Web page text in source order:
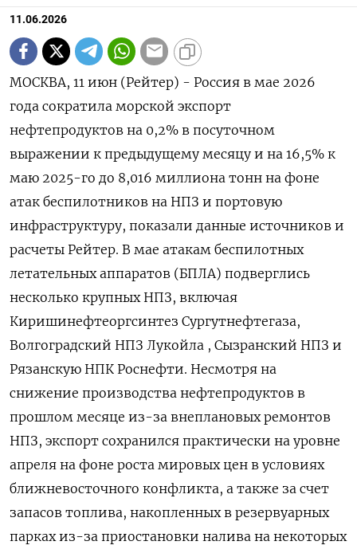
11.06.2026
МОСКВА, 11 июн (Рейтер) - Россия в мае 2026
года сократила морской экспорт
нефтепродуктов на 0,2% в посуточном
выражении к предыдущему месяцу и на 16,5% к
маю ‌2025-го до 8,016 миллиона тонн на фоне
атак беспилотников на НПЗ и портовую
инфраструктуру, показали данные источников и
расчеты Рейтер. В мае атакам беспилотных
летательных ​аппаратов (БПЛА) подверглись
несколько крупных НПЗ, ​включая
Киришинефтеоргсинтез Сургутнефтегаза,
Волгоградский НПЗ ​Лукойла , Сызранский ⁠НПЗ и
Рязанскую НПК Роснефти. Несмотря на
снижение производства ‌нефтепродуктов в
прошлом месяце из-за внеплановых ‌ремонтов
НПЗ, экспорт сохранился практически на уровне
апреля на фоне роста мировых ​цен в условиях
ближневосточного конфликта, а также за счет
запасов топлива, ‌накопленных в резервуарных
парках из-за приостановки налива на некоторых